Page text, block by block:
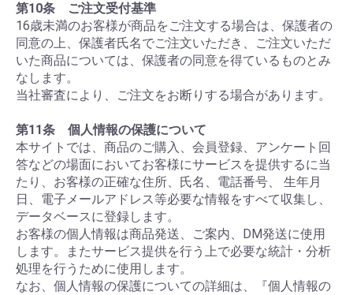
第10条 ご注文受付基準
16歳未満のお客様が商品をご注文する場合は、保護者の
同意の上、保護者氏名でご注文いただき、ご注文いただ
いた商品については、保護者の同意を得ているものとみ
なします。
当社審査により、ご注文をお断りする場合があります。
第11条 個人情報の保護について
本サイトでは、商品のご購入、会員登録、アンケート回
答などの場面においてお客様にサービスを提供するに当
たり、お客様の正確な住所、氏名、電話番号、 生年月
日、電子メールアドレス等必要な情報をすべて収集し、
データベースに登録します。
お客様の個人情報は商品発送、ご案内、DM発送に使用
します。またサービス提供を行う上で必要な統計・分析
処理を行うために使用します。
なお、個人情報の保護についての詳細は、『個人情報の